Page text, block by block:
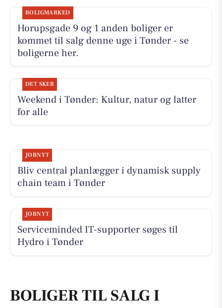
BOLIGMARKED
Horupsgade 9 og 1 anden boliger er
kommet til salg denne uge i Tønder - se
boligerne her.
DET SKER
Weekend i Tønder: Kultur, natur og latter
for alle
JOBNYT
Bliv central planlægger i dynamisk supply
chain team i Tønder
JOBNYT
Serviceminded IT-supporter søges til
Hydro i Tønder
BOLIGER TIL SALG I